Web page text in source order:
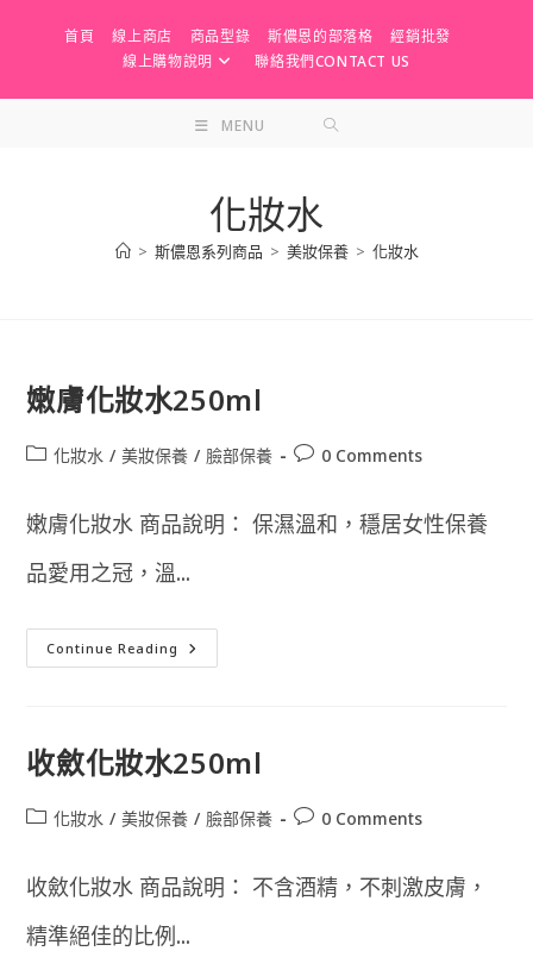
content
首頁 線上商店 商品型錄 斯儂恩的部落格
經銷批發
線上購物說明
聯絡我們CONTACT US
MENU
化妝水
> 斯儂恩系列商品 > 美妝保養 > 化妝水
嫩膚化妝水250ml
Post化妝水 / 美妝保養 / 臉部保養
Post0 Comments
嫩膚化妝水 商品說明： 保濕溫和，穩居女性保養
品愛用之冠，溫...
Continue Reading 嫩
膚
收斂化妝水250ml
Post化妝水 / 美妝保養 / 臉部保養
Post0 Comments
收斂化妝水 商品說明： 不含酒精，不刺激皮膚，
精準絕佳的比例...